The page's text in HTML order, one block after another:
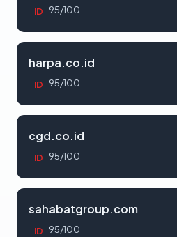
ID 95/100
harpa.co.id
ID 95/100
cgd.co.id
ID 95/100
sahabatgroup.com
ID 95/100